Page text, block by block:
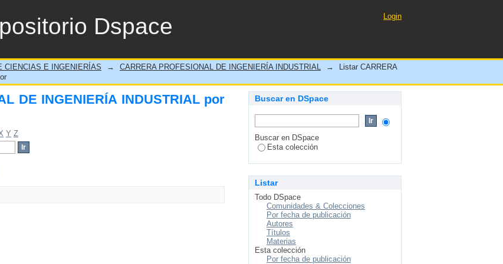
Dspace
DE INGENIERÍA INDUSTRIAL por autor
Login
CIENCIAS E INGENIERÍAS → CARRERA PROFESIONAL DE INGENIERÍA INDUSTRIAL →
Listar CARRERA
DE INGENIERÍA INDUSTRIAL por
Y Z
Buscar en DSpace
Buscar en DSpace
Esta colección
Listar
Todo DSpace
Comunidades & Colecciones
Por fecha de publicación
Autores
Títulos
Materias
Esta colección
Por fecha de publicación